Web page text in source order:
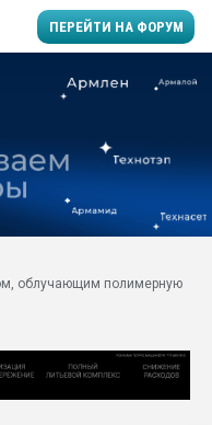
ПЕРЕЙТИ НА ФОРУМ
умельцы изготовили
колонок полностью из
Продажа готового
производство SPC
29.07.2026 ФРП помог
Помощь в подборе
Вакуум-формовочные
облучающим полимерную